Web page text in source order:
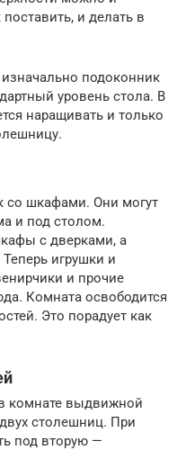
и делать в
подоконник
уровень стола. В
наращивать и только
со шкафами. Они могут
и под столом.
с дверками, а
игрушки и
и прочие
Комната освободится
Это порадует как
комнате выдвижной
столешниц. При
под вторую —